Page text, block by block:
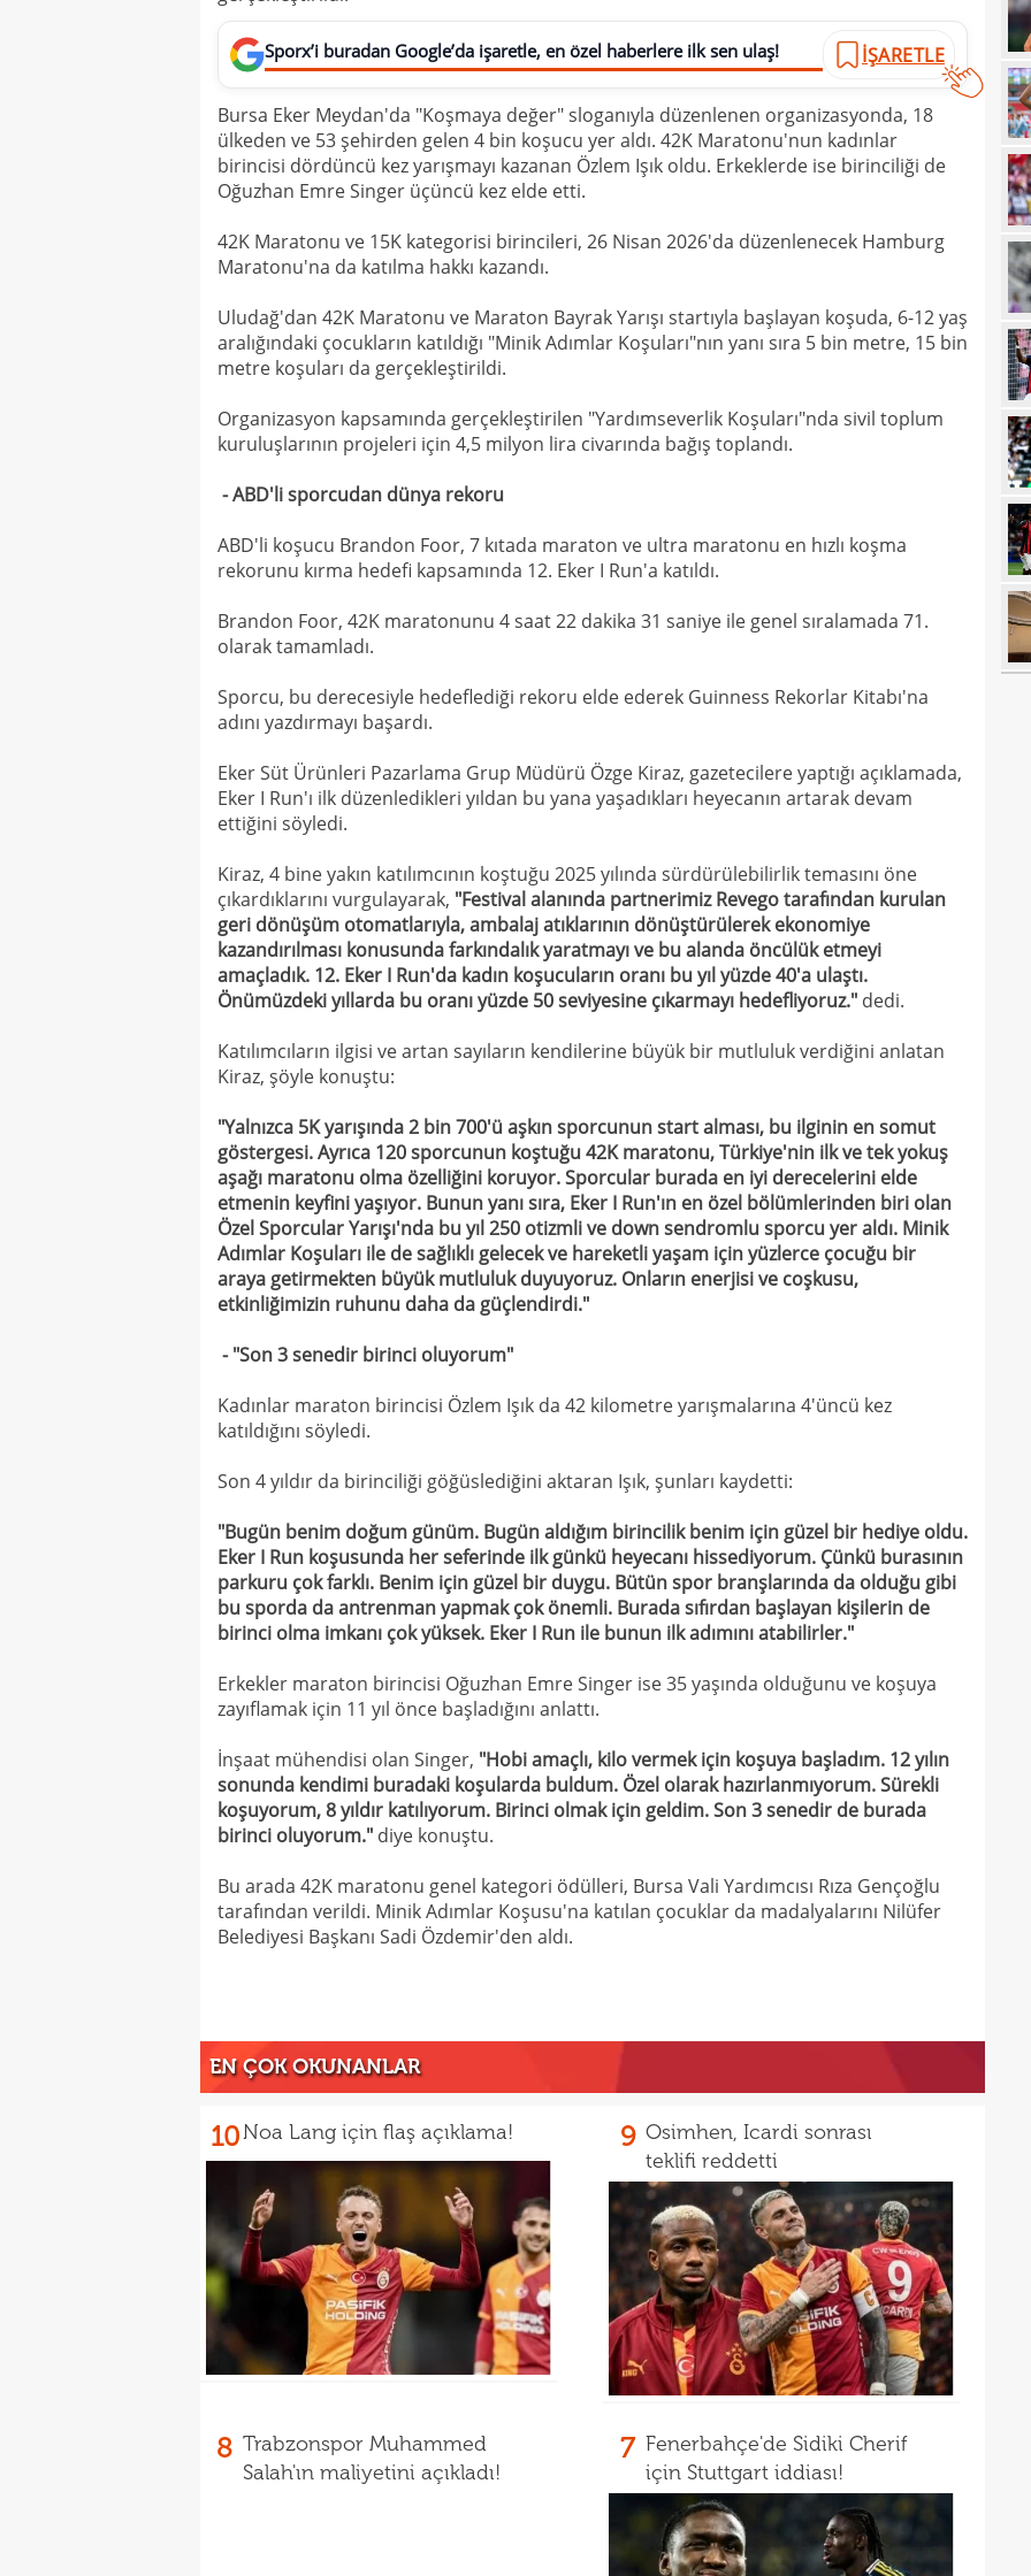
Sporx’i buradan Google’da işaretle, en özel haberlere ilk sen ulaş! İŞARETLE
Bursa Eker Meydan'da "Koşmaya değer" sloganıyla düzenlenen organizasyonda, 18
ülkeden ve 53 şehirden gelen 4 bin koşucu yer aldı. 42K Maratonu'nun kadınlar
birincisi dördüncü kez yarışmayı kazanan Özlem Işık oldu. Erkeklerde ise birinciliği de
Oğuzhan Emre Singer üçüncü kez elde etti.
42K Maratonu ve 15K kategorisi birincileri, 26 Nisan 2026'da düzenlenecek Hamburg
Maratonu'na da katılma hakkı kazandı.
Uludağ'dan 42K Maratonu ve Maraton Bayrak Yarışı startıyla başlayan koşuda, 6-12 yaş
aralığındaki çocukların katıldığı "Minik Adımlar Koşuları"nın yanı sıra 5 bin metre, 15 bin
metre koşuları da gerçekleştirildi.
Organizasyon kapsamında gerçekleştirilen "Yardımseverlik Koşuları"nda sivil toplum
kuruluşlarının projeleri için 4,5 milyon lira civarında bağış toplandı.
- ABD'li sporcudan dünya rekoru
ABD'li koşucu Brandon Foor, 7 kıtada maraton ve ultra maratonu en hızlı koşma
rekorunu kırma hedefi kapsamında 12. Eker I Run'a katıldı.
Brandon Foor, 42K maratonunu 4 saat 22 dakika 31 saniye ile genel sıralamada 71.
olarak tamamladı.
Sporcu, bu derecesiyle hedeflediği rekoru elde ederek Guinness Rekorlar Kitabı'na
adını yazdırmayı başardı.
Eker Süt Ürünleri Pazarlama Grup Müdürü Özge Kiraz, gazetecilere yaptığı açıklamada,
Eker I Run'ı ilk düzenledikleri yıldan bu yana yaşadıkları heyecanın artarak devam
ettiğini söyledi.
Kiraz, 4 bine yakın katılımcının koştuğu 2025 yılında sürdürülebilirlik temasını öne
çıkardıklarını vurgulayarak, "Festival alanında partnerimiz Revego tarafından kurulan
geri dönüşüm otomatlarıyla, ambalaj atıklarının dönüştürülerek ekonomiye
kazandırılması konusunda farkındalık yaratmayı ve bu alanda öncülük etmeyi
amaçladık. 12. Eker I Run'da kadın koşucuların oranı bu yıl yüzde 40'a ulaştı.
Önümüzdeki yıllarda bu oranı yüzde 50 seviyesine çıkarmayı hedefliyoruz." dedi.
Katılımcıların ilgisi ve artan sayıların kendilerine büyük bir mutluluk verdiğini anlatan
Kiraz, şöyle konuştu:
"Yalnızca 5K yarışında 2 bin 700'ü aşkın sporcunun start alması, bu ilginin en somut
göstergesi. Ayrıca 120 sporcunun koştuğu 42K maratonu, Türkiye'nin ilk ve tek yokuş
aşağı maratonu olma özelliğini koruyor. Sporcular burada en iyi derecelerini elde
etmenin keyfini yaşıyor. Bunun yanı sıra, Eker I Run'ın en özel bölümlerinden biri olan
Özel Sporcular Yarışı'nda bu yıl 250 otizmli ve down sendromlu sporcu yer aldı. Minik
Adımlar Koşuları ile de sağlıklı gelecek ve hareketli yaşam için yüzlerce çocuğu bir
araya getirmekten büyük mutluluk duyuyoruz. Onların enerjisi ve coşkusu,
etkinliğimizin ruhunu daha da güçlendirdi."
- "Son 3 senedir birinci oluyorum"
Kadınlar maraton birincisi Özlem Işık da 42 kilometre yarışmalarına 4'üncü kez
katıldığını söyledi.
Son 4 yıldır da birinciliği göğüslediğini aktaran Işık, şunları kaydetti:
"Bugün benim doğum günüm. Bugün aldığım birincilik benim için güzel bir hediye oldu.
Eker I Run koşusunda her seferinde ilk günkü heyecanı hissediyorum. Çünkü burasının
parkuru çok farklı. Benim için güzel bir duygu. Bütün spor branşlarında da olduğu gibi
bu sporda da antrenman yapmak çok önemli. Burada sıfırdan başlayan kişilerin de
birinci olma imkanı çok yüksek. Eker I Run ile bunun ilk adımını atabilirler."
Erkekler maraton birincisi Oğuzhan Emre Singer ise 35 yaşında olduğunu ve koşuya
zayıflamak için 11 yıl önce başladığını anlattı.
İnşaat mühendisi olan Singer, "Hobi amaçlı, kilo vermek için koşuya başladım. 12 yılın
sonunda kendimi buradaki koşularda buldum. Özel olarak hazırlanmıyorum. Sürekli
koşuyorum, 8 yıldır katılıyorum. Birinci olmak için geldim. Son 3 senedir de burada
birinci oluyorum." diye konuştu.
Bu arada 42K maratonu genel kategori ödülleri, Bursa Vali Yardımcısı Rıza Gençoğlu
tarafından verildi. Minik Adımlar Koşusu'na katılan çocuklar da madalyalarını Nilüfer
Belediyesi Başkanı Sadi Özdemir'den aldı.
EN ÇOK OKUNANLAR
10Noa Lang için flaş açıklama! 9 Osimhen, Icardi sonrası
teklifi reddetti
8 Trabzonspor Muhammed
Salah'ın maliyetini açıkladı!
7 Fenerbahçe'de Sidiki Cherif
için Stuttgart iddiası!